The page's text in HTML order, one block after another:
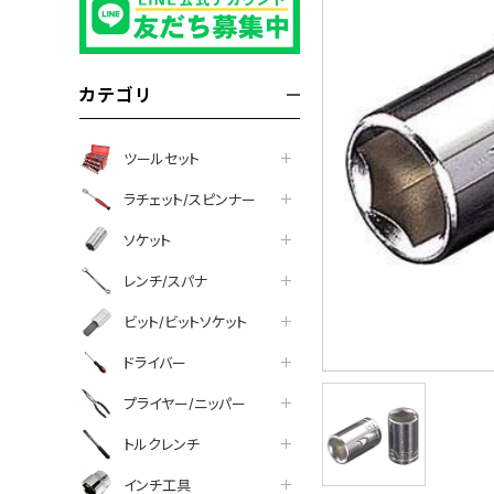
カテゴリ
ツールセット
ラチェット/スピンナー
ソケット
レンチ/スパナ
ビット/ビットソケット
ドライバー
プライヤー/ニッパー
トルクレンチ
インチ工具